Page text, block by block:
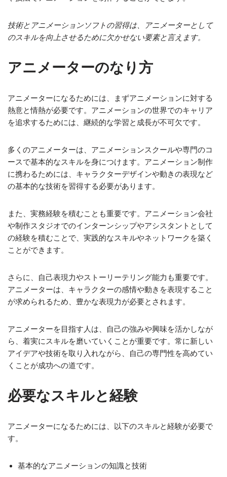
技術とアニメーションソフトの習得は、アニメーターとして
のスキルを向上させるために欠かせない要素と言えます。
アニメーターのなり方
アニメーターになるためには、まずアニメーションに対する
熱意と情熱が必要です。アニメーションの世界でのキャリア
を追求するためには、継続的な学習と成長が不可欠です。
多くのアニメーターは、アニメーションスクールや専門のコ
ースで基本的なスキルを身につけます。アニメーション制作
に携わるためには、キャラクターデザインや動きの表現など
の基本的な技術を習得する必要があります。
また、実務経験を積むことも重要です。アニメーション会社
や制作スタジオでのインターンシップやアシスタントとして
の経験を積むことで、実践的なスキルやネットワークを築く
ことができます。
さらに、自己表現力やストーリーテリング能力も重要です。
アニメーターは、キャラクターの感情や動きを表現すること
が求められるため、豊かな表現力が必要とされます。
アニメーターを目指す人は、自己の強みや興味を活かしなが
ら、着実にスキルを磨いていくことが重要です。常に新しい
アイデアや技術を取り入れながら、自己の専門性を高めてい
くことが成功への道です。
必要なスキルと経験
アニメーターになるためには、以下のスキルと経験が必要で
す。
基本的なアニメーションの知識と技術